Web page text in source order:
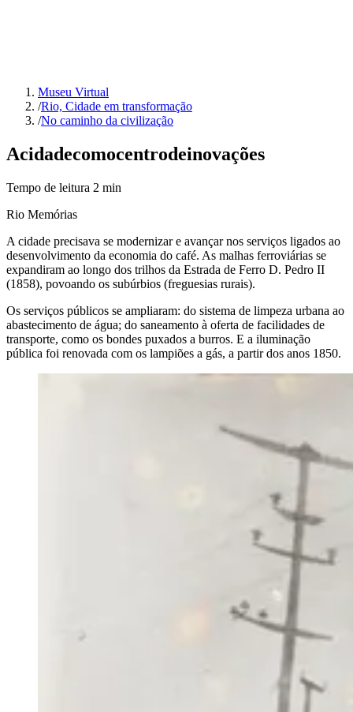
Museu Virtual
/Rio, Cidade em transformação
/No caminho da civilização
Acidadecomocentrodeinovações
Tempo de leitura 2 min
Rio Memórias
A cidade precisava se modernizar e avançar nos serviços ligados ao
desenvolvimento da economia do café. As malhas ferroviárias se
expandiram ao longo dos trilhos da Estrada de Ferro D. Pedro II
(1858), povoando os subúrbios (freguesias rurais).
Os serviços públicos se ampliaram: do sistema de limpeza urbana ao
abastecimento de água; do saneamento à oferta de facilidades de
transporte, como os bondes puxados a burros. E a iluminação
pública foi renovada com os lampiões a gás, a partir dos anos 1850.